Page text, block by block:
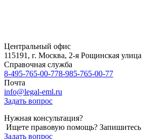
Центральный офис
115191, г. Москва, 2-я Рощинская
Справочная служба
8-495-765-00-778-985-765-00-77
Почта
info@legal-eml.ru
Задать вопрос
Нужная консультация?
Ищете правовую помощь?
Задать вопрос